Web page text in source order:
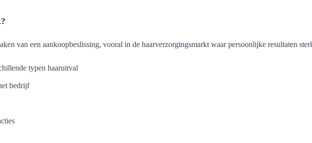
van een aankoopbeslissing, vooral in de haarverzorgingsmarkt waar persoonlijke resultaten
typen haaruitval
bedrijf